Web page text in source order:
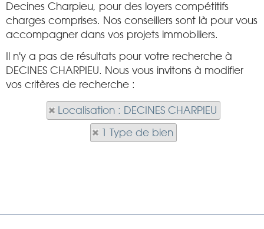
Decines Charpieu, pour des loyers compétitifs
charges comprises. Nos conseillers sont là pour vous
accompagner dans vos projets immobiliers.
Il n'y a pas de résultats pour votre recherche à
DECINES CHARPIEU. Nous vous invitons à modifier
vos critères de recherche :
Localisation : DECINES CHARPIEU
1 Type de bien